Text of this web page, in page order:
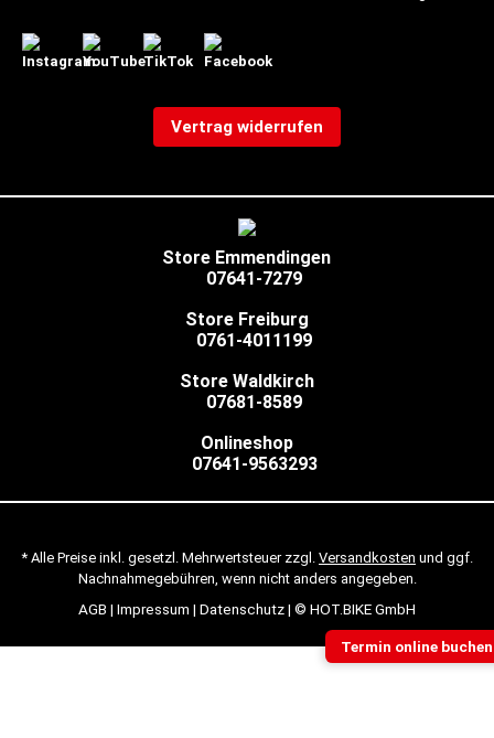
Termin online buchen
Vertrag widerrufen
Store Emmendingen
07641-7279
Store Freiburg
0761-4011199
Store Waldkirch
07681-8589
Onlineshop
07641-9563293
* Alle Preise inkl. gesetzl. Mehrwertsteuer zzgl. Versandkosten und ggf.
Nachnahmegebühren, wenn nicht anders angegeben.
AGB | Impressum | Datenschutz| © HOT.BIKE GmbH